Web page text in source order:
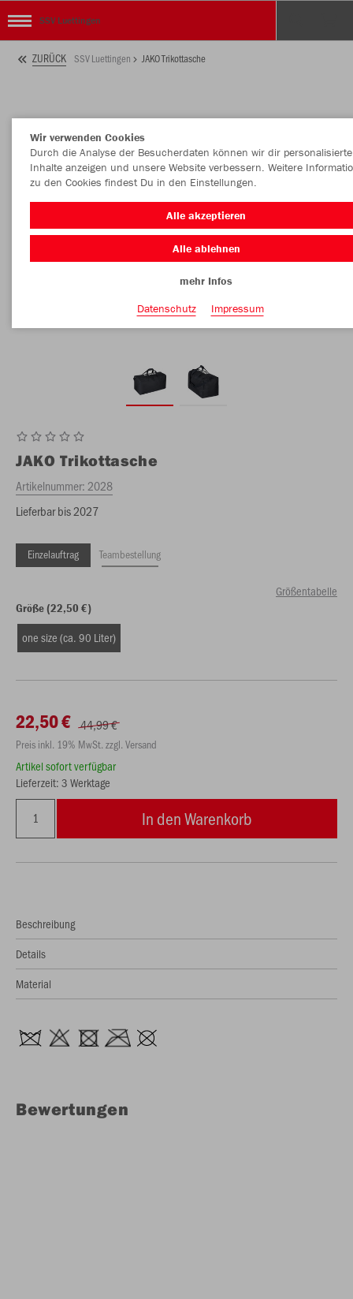
SSV Luettingen
ZURÜCK SSV Luettingen JAKO Trikottasche
JAKO Trikottasche
Artikelnummer: 2028
Lieferbar bis 2027
Einzelauftrag Teambestellung
Größentabelle
Größe (22,50 €)
one size (ca. 90 Liter)
22,50 € 44,99 €
Preis inkl. 19% MwSt. zzgl. Versand
Artikel sofort verfügbar
Lieferzeit: 3 Werktage
In den Warenkorb
Beschreibung
Details
Material
Bewertungen
Wir verwenden Cookies
Durch die Analyse der Besucherdaten können wir dir personalisierte
Inhalte anzeigen und unsere Website verbessern. Weitere
zu den Cookies findest Du in den Einstellungen.
Alle akzeptieren
Alle ablehnen
mehr Infos
Datenschutz
Impressum